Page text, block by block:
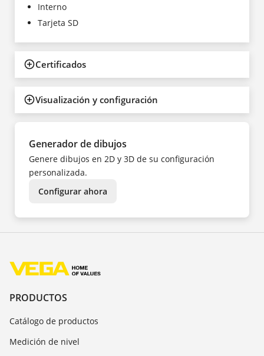
Interno
Tarjeta SD
Certificados
Visualización y configuración
Generador de dibujos
Genere dibujos en 2D y 3D de su configuración
personalizada.
Configurar ahora
PRODUCTOS
Catálogo de productos
Medición de nivel